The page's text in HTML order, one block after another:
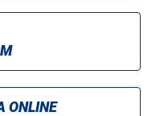
ONLINE